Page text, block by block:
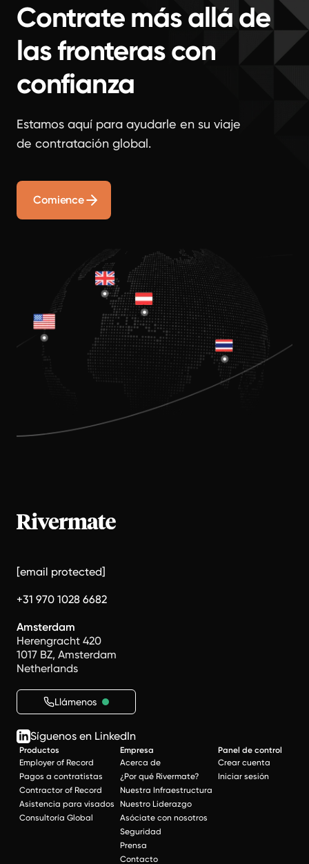
Contrate más allá de
las fronteras con
confianza
Estamos aquí para ayudarle en su viaje
de contratación global.
Comience
[email protected]
+31 970 1028 6682
Amsterdam
Herengracht 420
1017 BZ, Amsterdam
Netherlands
Llámenos
Síguenos en LinkedIn
Productos
Employer of Record
Pagos a contratistas
Contractor of Record
Asistencia para visados
Consultoría Global
Empresa
Acerca de
¿Por qué Rivermate?
Nuestra Infraestructura
Nuestro Liderazgo
Asóciate con nosotros
Seguridad
Prensa
Contacto
Panel de control
Crear cuenta
Iniciar sesión